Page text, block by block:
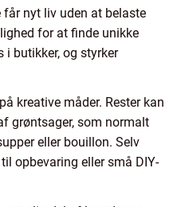
får nyt liv uden at belaste
for at finde unikke
butikker, og styrker
kreative måder. Rester kan
grøntsager, som normalt
eller bouillon. Selv
opbevaring eller små DIY-